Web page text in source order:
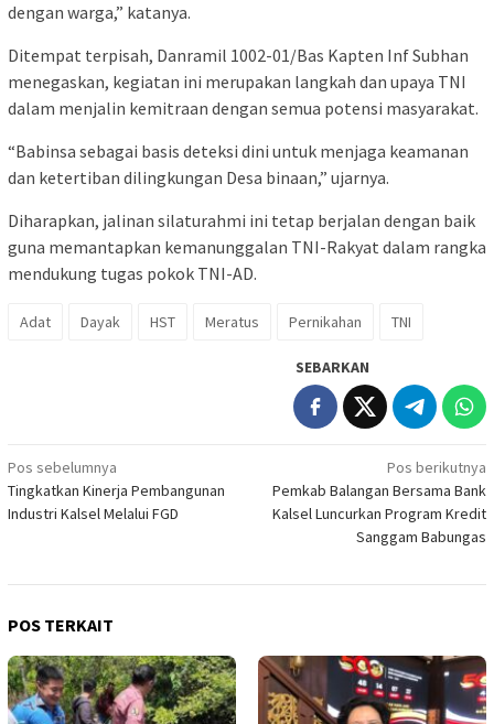
dengan warga,” katanya.
Ditempat terpisah, Danramil 1002-01/Bas Kapten Inf Subhan
menegaskan, kegiatan ini merupakan langkah dan upaya TNI
dalam menjalin kemitraan dengan semua potensi masyarakat.
“Babinsa sebagai basis deteksi dini untuk menjaga keamanan
dan ketertiban dilingkungan Desa binaan,” ujarnya.
Diharapkan, jalinan silaturahmi ini tetap berjalan dengan baik
guna memantapkan kemanunggalan TNI-Rakyat dalam rangka
mendukung tugas pokok TNI-AD.
Adat Dayak HST Meratus Pernikahan TNI
SEBARKAN
Navigasi
pos
Pos sebelumnya
Tingkatkan Kinerja Pembangunan
Industri Kalsel Melalui FGD
Pos berikutnya
Pemkab Balangan Bersama Bank
Kalsel Luncurkan Program Kredit
Sanggam Babungas
POS TERKAIT